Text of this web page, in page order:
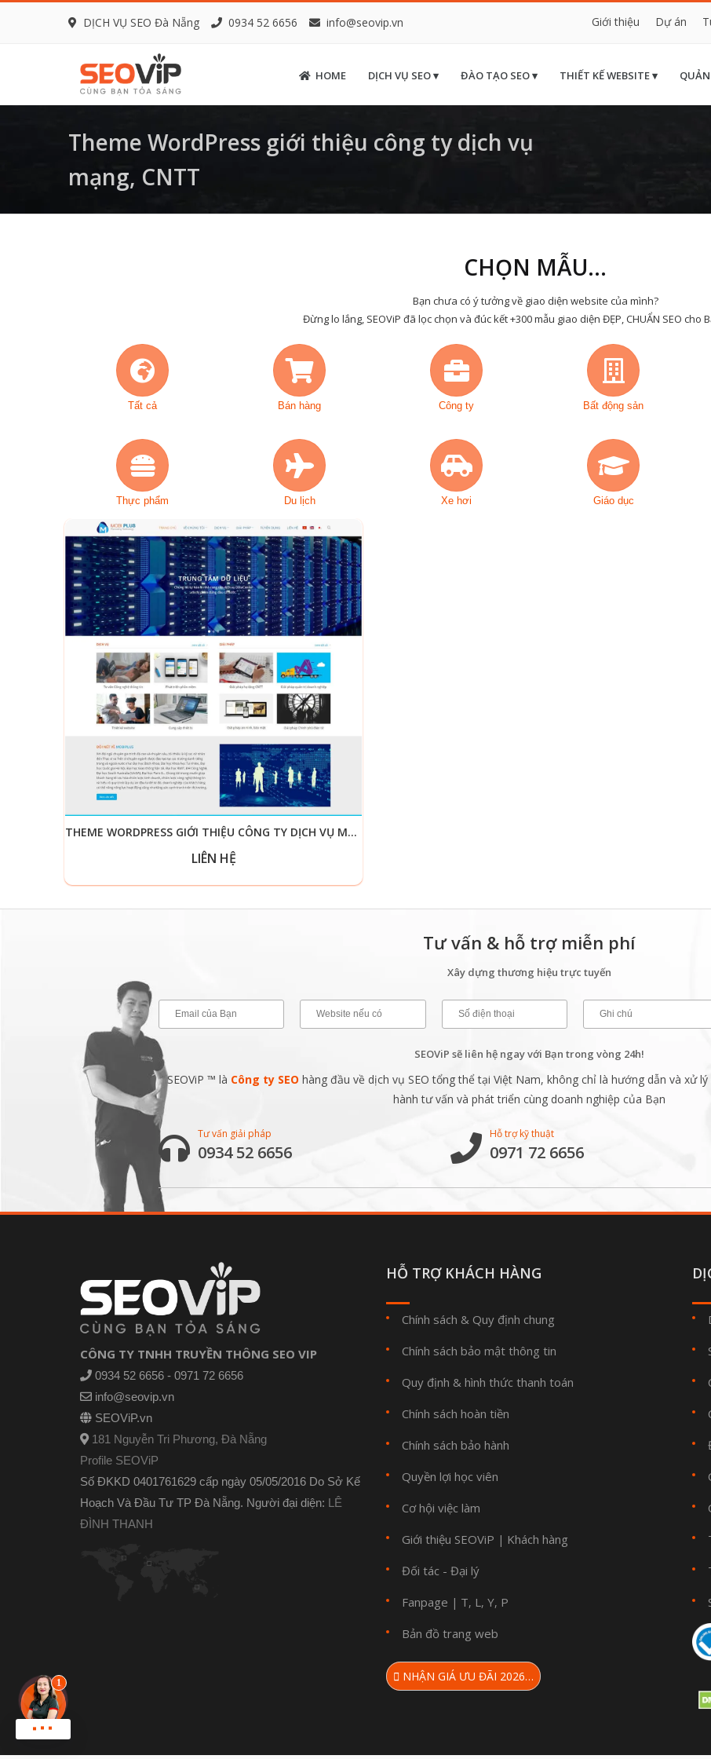
DỊCH VỤ SEO Đà Nẵng 0934 52 6656 info@seovip.vn Giới thiệu Dự án
HOME DỊCH VỤ SEO ▾ ĐÀO TẠO SEO ▾ THIẾT KẾ WEBSITE ▾
Theme WordPress giới thiệu công ty dịch vụ
mạng, CNTT
CHỌN MẪU...
Bạn chưa có ý tưởng về giao diện website của mình?
Đừng lo lắng, SEOViP đã lọc chọn và đúc kết +300 mẫu giao diện ĐẸP, CHUẨN SEO cho
Tất cả Bán hàng Công ty Bất động sản
Thực phẩm Du lịch Xe hơi Giáo dục
THEME WORDPRESS GIỚI THIỆU CÔNG TY DỊCH VỤ MẠNG, CNTT
LIÊN HỆ
Tư vấn & hỗ trợ miễn phí
Xây dựng thương hiệu trực tuyến
SEOViP sẽ liên hệ ngay với Bạn trong vòng 24h!
SEOViP ™ là Công ty SEO hàng đầu về dịch vụ SEO tổng thể tại Việt Nam, không chỉ là hướng dẫn và xử
hành tư vấn và phát triển cùng doanh nghiệp của Bạn
Tư vấn giải pháp
0934 52 6656
Hỗ trợ kỹ thuật
0971 72 6656
CÔNG TY TNHH TRUYỀN THÔNG SEO VIP
0934 52 6656 - 0971 72 6656
info@seovip.vn
SEOViP.vn
181 Nguyễn Tri Phương, Đà Nẵng
Profile SEOViP
Số ĐKKD 0401761629 cấp ngày 05/05/2016 Do Sở Kế
Hoạch Và Đầu Tư TP Đà Nẵng. Người đại diện: LÊ
ĐÌNH THANH
HỖ TRỢ KHÁCH HÀNG
Chính sách & Quy định chung
Chính sách bảo mật thông tin
Quy định & hình thức thanh toán
Chính sách hoàn tiền
Chính sách bảo hành
Quyền lợi học viên
Cơ hội việc làm
Giới thiệu SEOViP | Khách hàng
Đối tác - Đại lý
Fanpage | T, L, Y, P
Bản đồ trang web
NHẬN GIÁ ƯU ĐÃI 2026…